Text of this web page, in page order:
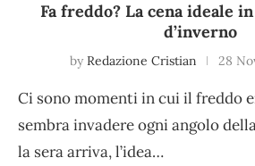
Fa freddo? La cena ideale
d’inverno
by Redazione Cristian 28
Ci sono momenti in cui il freddo
sembra invadere ogni angolo
la sera arriva, l’idea…